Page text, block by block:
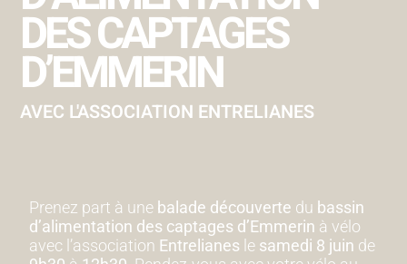
DES CAPTAGES
D’EMMERIN
AVEC L'ASSOCIATION ENTRELIANES
Prenez part à une balade découverte du bassin
d’alimentation des captages d’Emmerin à vélo
avec l’association Entrelianes le samedi 8 juin de